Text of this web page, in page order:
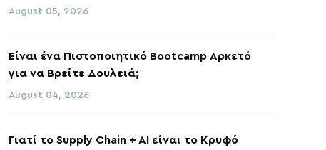
August 05, 2026
Είναι ένα Πιστοποιητικό Bootcamp Αρκετό
για να Βρείτε Δουλειά;
August 04, 2026
Γιατί το Supply Chain + AI είναι το Κρυφό